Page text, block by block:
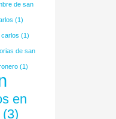
de san
(1)
(1)
de san
(1)
en
(3)